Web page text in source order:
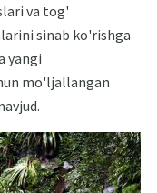
va tog'
sinab ko'rishga
yangi
mo'ljallangan